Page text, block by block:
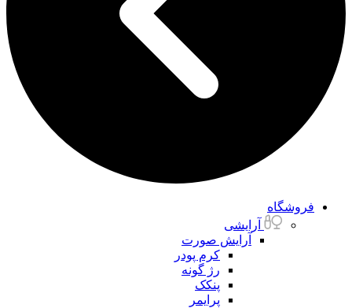
فروشگاه
آرایشی
آرایش صورت
کرم پودر
رژ گونه
پنکک
پرایمر